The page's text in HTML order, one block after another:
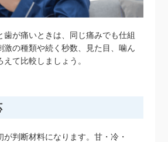
歯が痛いときは、同じ痛みでも仕組
激の種類や続く秒数、見た目、噛ん
て比較しましょう。
判断材料になります。甘・冷・